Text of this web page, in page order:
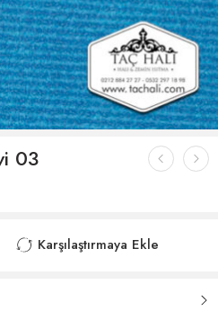
03
Karşılaştırmaya Ekle